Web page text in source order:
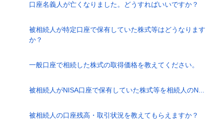
口座名義人が亡くなりました。どうすればいいですか？
被相続人が特定口座で保有していた株式等はどうなります
か？
一般口座で相続した株式の取得価格を教えてください。
被相続人がNISA口座で保有していた株式等を相続人のN...
被相続人の口座残高・取引状況を教えてもらえますか？